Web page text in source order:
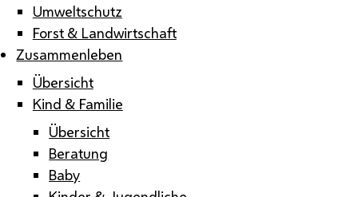
Umweltschutz
Forst & Landwirtschaft
Zusammenleben
Übersicht
Kind & Familie
Übersicht
Beratung
Baby